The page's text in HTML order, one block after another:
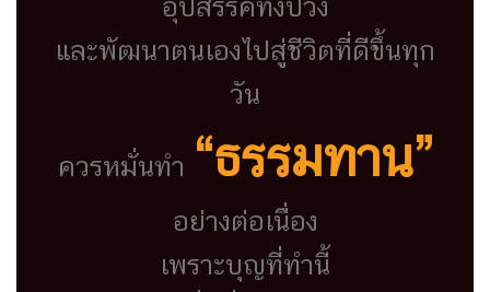
อุปสรรคทั้งปวง
และพัฒนาตนเองไปสู่ชีวิตที่ดีขึ้นทุก
วัน
ควรหมั่นทำ “ธรรมทาน”
อย่างต่อเนื่อง
เพราะบุญที่ทำนี้